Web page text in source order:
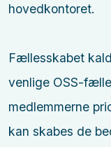
hovedkontoret.
Fællesskabet
venlige OSS-
medlemmerne
kan skabes de